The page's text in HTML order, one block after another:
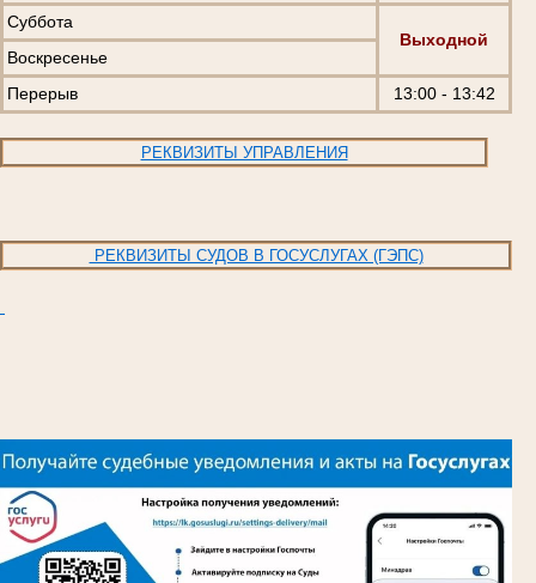
Суббота
Выходной
Воскресенье
Перерыв
13:00 - 13:42
РЕКВИЗИТЫ УПРАВЛЕНИЯ
РЕКВИЗИТЫ СУДОВ В ГОСУСЛУГАХ (ГЭПС)